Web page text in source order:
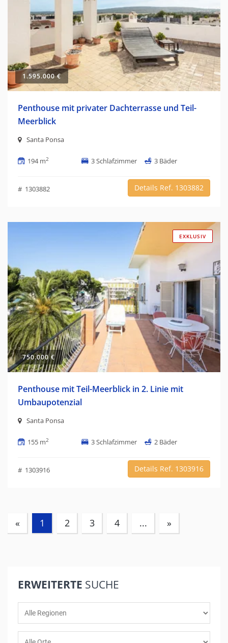
1.595.000 €
Penthouse mit privater Dachterrasse und Teil-
Meerblick
Santa Ponsa
194 m2 3 Schlafzimmer 3 Bäder
# 1303882 Details Ref. 1303882
EXKLUSIV
750.000 €
Penthouse mit Teil-Meerblick in 2. Linie mit
Umbaupotenzial
Santa Ponsa
155 m2 3 Schlafzimmer 2 Bäder
# 1303916 Details Ref. 1303916
« 1 (current)
2 3 4 ... »
ERWEITERTE SUCHE